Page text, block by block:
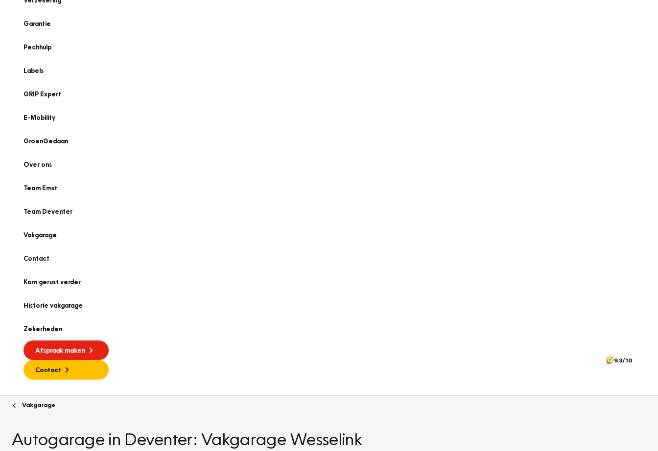
Garantie
Pechhulp
Labels
GRIP Expert
E-Mobility
GroenGedaan
Over ons
Team Emst
Team Deventer
Vakgarage
Contact
Kom gerust verder
Historie vakgarage
Zekerheden
Afspraak maken
Contact
9.3/10
Vakgarage
Autogarage in Deventer: Vakgarage Wesselink